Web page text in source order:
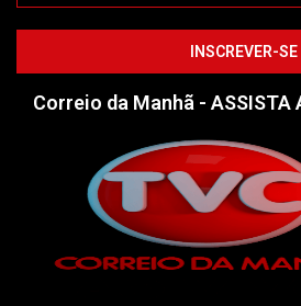
Correio da Manhã - ASSISTA